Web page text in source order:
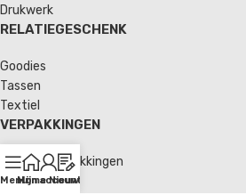
Drukwerk
RELATIEGESCHENK
Goodies
Tassen
Textiel
VERPAKKINGEN
Verzendverpakkingen
Enveloppen
MenuHome
Mijn account
Nieuws